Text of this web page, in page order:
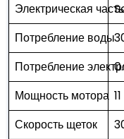
Электрическая часть
Потребление воды
Потребление
Мощность мотора
Скорость щеток